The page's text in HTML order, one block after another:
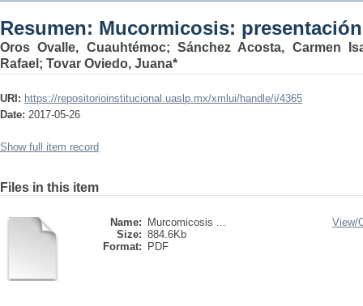
Resumen: Mucormicosis:
Resumen: Mucormicosis:
Oros Ovalle, Cuauhtémoc;Sánchez Acosta, Carmen
Rafael ; Tovar Oviedo, Juana*
URI: https://repositorioinstitucional.uaslp.mx/xmlui/handle/i/4365
Date: 2017-05-26
Show full item record
Files in this item
Name:
Murcomicosis ...
Size: 884.6Kb
Format:
PDF
View/